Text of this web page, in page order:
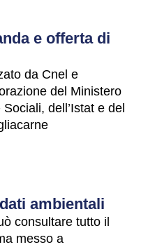
e offerta di
da Cnel e
del Ministero
dell’Istat e del
ambientali
consultare tutto il
messo a